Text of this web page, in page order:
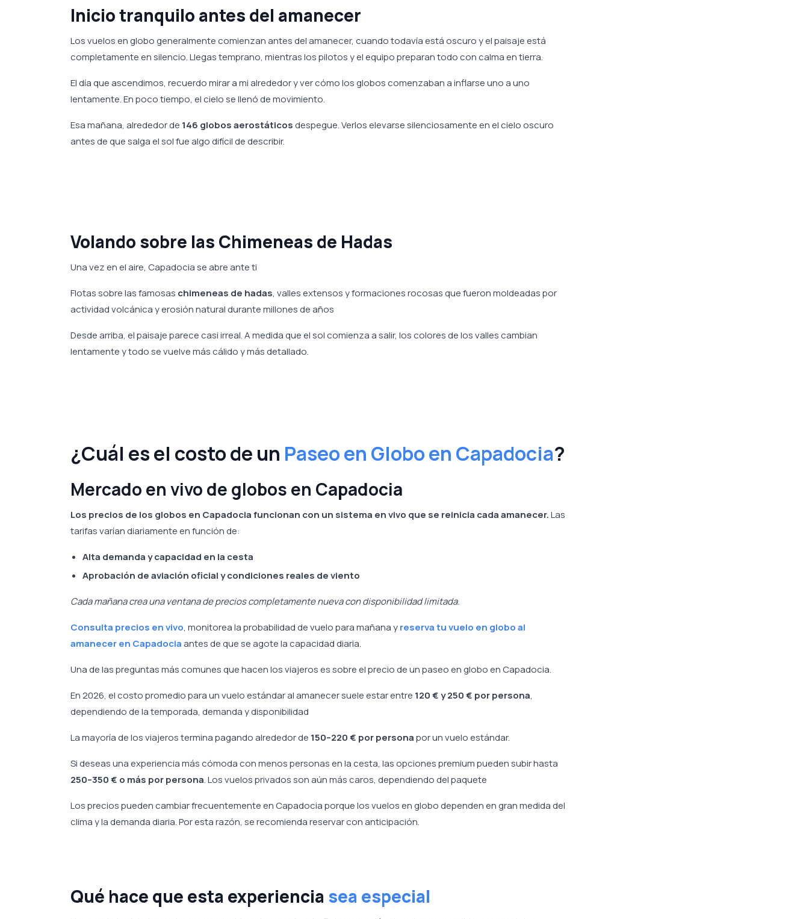
Inicio tranquilo antes del amanecer
Los vuelos en globo generalmente comienzan antes del amanecer, cuando todavía está oscuro y el paisaje está
completamente en silencio. Llegas temprano, mientras los pilotos y el equipo preparan todo con calma en tierra.
El día que ascendimos, recuerdo mirar a mi alrededor y ver cómo los globos comenzaban a inflarse uno a uno
lentamente. En poco tiempo, el cielo se llenó de movimiento.
Esa mañana, alrededor de 146 globos aerostáticosdespegue. Verlos elevarse silenciosamente en el cielo oscuro
antes de que salga el sol fue algo difícil de describir.
Volando sobre las Chimeneas de Hadas
Una vez en el aire, Capadocia se abre ante ti
Flotas sobre las famosas chimeneas de hadas, valles extensos y formaciones rocosas que fueron moldeadas por
actividad volcánica y erosión natural durante millones de años
Desde arriba, el paisaje parece casi irreal. A medida que el sol comienza a salir, los colores de los valles cambian
lentamente y todo se vuelve más cálido y más detallado.
¿Cuál es el costo de un Paseo en Globo en Capadocia?
Mercado en vivo de globos en Capadocia
Los precios de los globos en Capadocia funcionan con un sistema en vivo que se reinicia cada amanecer.Las
tarifas varían diariamente en función de:
Alta demanda y capacidad en la cesta
Aprobación de aviación oficial y condiciones reales de viento
Cada mañana crea una ventana de precios completamente nueva con disponibilidad limitada.
Consulta precios en vivo, monitorea la probabilidad de vuelo para mañana yreserva tu vuelo en globo al
amanecer en Capadociaantes de que se agote la capacidad diaria.
Una de las preguntas más comunes que hacen los viajeros es sobre el precio de un paseo en globo en Capadocia.
En 2026, el costo promedio para un vuelo estándar al amanecer suele estar entre 120 € y 250 € por persona,
dependiendo de la temporada, demanda y disponibilidad
La mayoría de los viajeros termina pagando alrededor de 150–220 € por personapor un vuelo estándar.
Si deseas una experiencia más cómoda con menos personas en la cesta, las opciones premium pueden subir hasta
250–350 € o más por persona. Los vuelos privados son aún más caros, dependiendo del paquete
Los precios pueden cambiar frecuentemente en Capadocia porque los vuelos en globo dependen en gran medida del
clima y la demanda diaria. Por esta razón, se recomienda reservar con anticipación.
Qué hace que esta experiencia sea especial